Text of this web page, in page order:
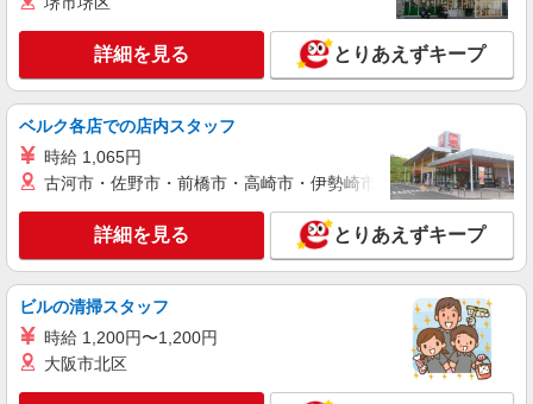
ソフトバンクせんげん台店
【店長職】ソフトバンクショップの携帯販売ス
タッフ
月給 260,000円 〜 322,000円 試用期間あり 6
ヶ月 月給25万円以上 ※経験・能力による 【試用
期間】月給 260000 円 〜 322000 円
■ソフトバンクせんげん台店 埼玉県 越谷市 千
間台東1丁目 1‐3
キープ 詳細を見る
正社員
ソフトバンクせんげん台店
ソフトバンクショップの携帯販売スタッフ
詳細を見る とりあえずキープ
ベルク各店での店内スタッフ
時給 1,065円
古河市・佐野市・前橋市・高崎市・伊勢崎市・太田市・館林市
詳細を見る とりあえずキープ
ビルの清掃スタッフ
時給 1,200円〜1,200円
大阪市北区